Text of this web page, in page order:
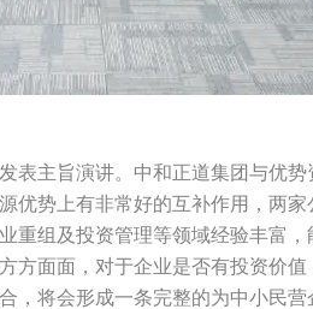
表主旨演讲。中和正道集团与优
优势上有非常好的互补作用，两
组及投资管理等领域经验丰富，
面面，对于企业是否有投资价值
将会形成一条完整的为中小民营